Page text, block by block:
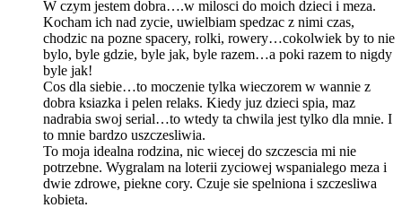
W czym jestem dobra….w milosci do moich dzieci i meza.
Kocham ich nad zycie, uwielbiam spedzac z nimi czas,
chodzic na pozne spacery, rolki, rowery…cokolwiek by to nie
bylo, byle gdzie, byle jak, byle razem…a poki razem to nigdy
byle jak!
Cos dla siebie…to moczenie tylka wieczorem w wannie z
dobra ksiazka i pelen relaks. Kiedy juz dzieci spia, maz
nadrabia swoj serial…to wtedy ta chwila jest tylko dla mnie. I
to mnie bardzo uszczesliwia.
To moja idealna rodzina, nic wiecej do szczescia mi nie
potrzebne. Wygralam na loterii zyciowej wspanialego meza i
dwie zdrowe, piekne cory. Czuje sie spelniona i szczesliwa
kobieta.